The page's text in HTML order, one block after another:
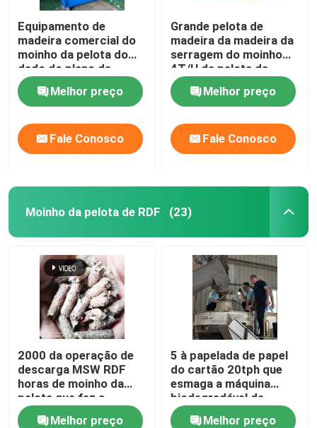
Equipamento de
madeira comercial do
moinho da pelota do
dado do plano da
máquina 650mm da
pelota do CPM 3T/H
Melhor preço
Fale Conosco
Grande pelota de
madeira da madeira da
serragem do moinho
4T/H da pelota da
capacidade 200kw que
faz a máquina do
moinho
Melhor preço
Fale Conosco
Moinho da pelota de RDF (23)
2000 da operação de
descarga MSW RDF
horas de moinho da
pelota que faz a
máquina 7.5kw
Melhor preço
5 à papelada de papel
do cartão 20tph que
esmaga a máquina
biodegradável da
retalhadora da máquina
Melhor preço